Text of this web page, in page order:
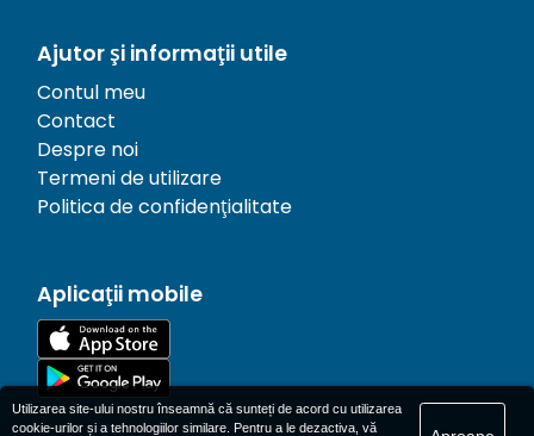
Ajutor și informații utile
Contul meu
Contact
Despre noi
Termeni de utilizare
Politica de confidențialitate
Aplicații mobile
Utilizarea site-ului nostru înseamnă că sunteți de acord cu utilizarea
cookie-urilor și a tehnologiilor similare. Pentru a le dezactiva, vă